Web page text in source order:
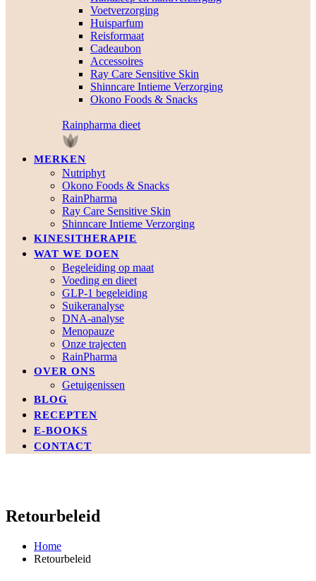
Voetverzorging
Huisparfum
Reisformaat
Cadeaubon
Accessoires
Ray Care Sensitive Skin
Shinncare Intieme Verzorging
Okono Foods & Snacks
Rainpharma dieet
MERKEN
Nutriphyt
Okono Foods & Snacks
RainPharma
Ray Care Sensitive Skin
Shinncare Intieme Verzorging
KINESITHERAPIE
WAT WE DOEN
Begeleiding op maat
Voeding en dieet
GLP-1 begeleiding
Suikeranalyse
DNA-analyse
Menopauze
Onze trajecten
RainPharma
OVER ONS
Getuigenissen
BLOG
RECEPTEN
E-BOOKS
CONTACT
Retourbeleid
Home
Retourbeleid